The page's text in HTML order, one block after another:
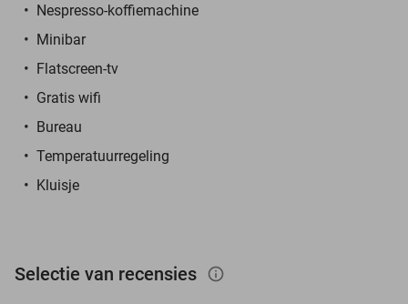
Nespresso-koffiemachine
Minibar
Flatscreen-tv
Gratis wifi
Bureau
Temperatuurregeling
Kluisje
Selectie van recensies info_outlined